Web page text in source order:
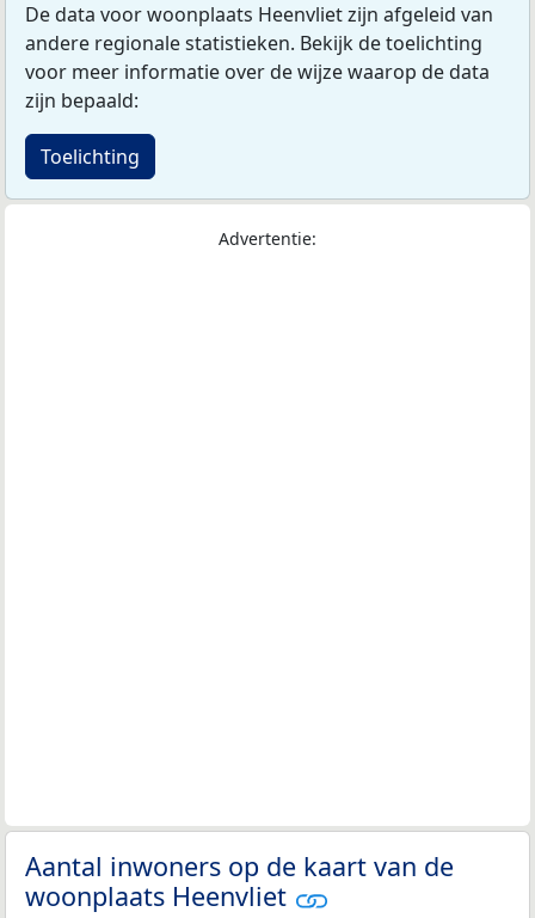
De data voor woonplaats Heenvliet zijn afgeleid van
andere regionale statistieken. Bekijk de toelichting
voor meer informatie over de wijze waarop de data
zijn bepaald:
Toelichting
Advertentie:
Aantal inwoners op de kaart van de
woonplaats Heenvliet